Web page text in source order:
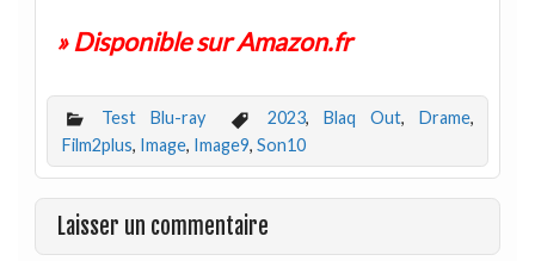
» Disponible sur Amazon.fr
Test Blu-ray 2023,Blaq Out, Drame,
Film2plus, Image, Image9, Son10
Laisser un commentaire